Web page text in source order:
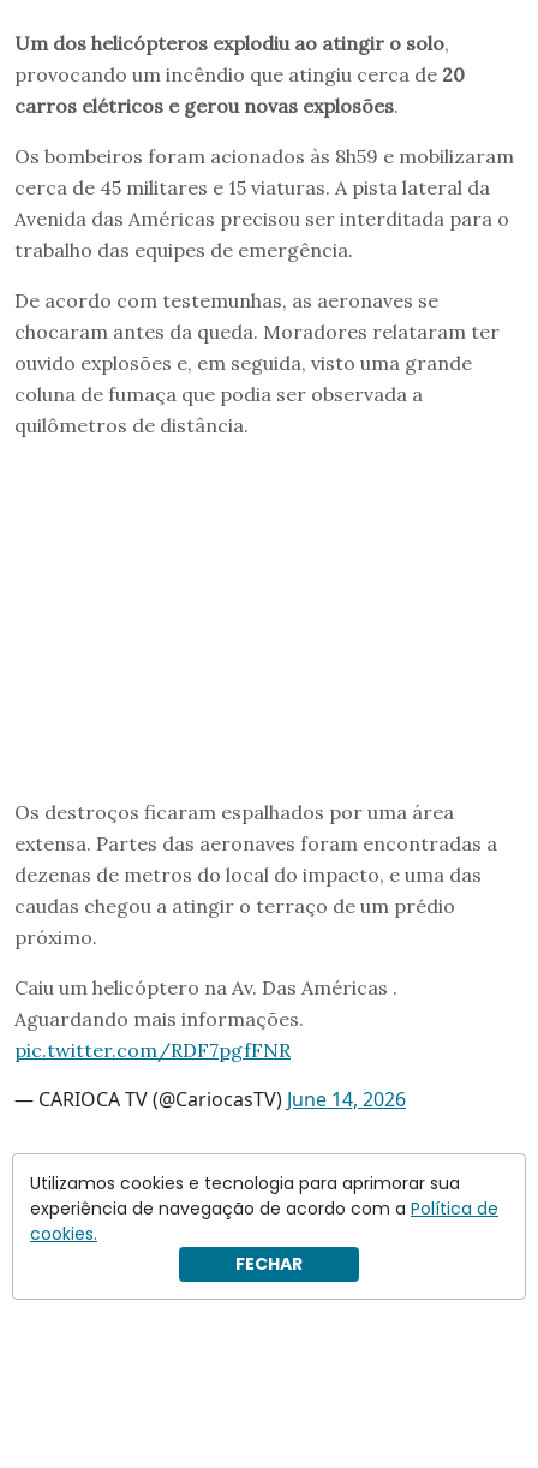
Um dos helicópteros explodiu ao atingir o solo,
provocando um incêndio que atingiu cerca de 20
carros elétricos e gerou novas explosões.
Os bombeiros foram acionados às 8h59 e mobilizaram
cerca de 45 militares e 15 viaturas. A pista lateral da
Avenida das Américas precisou ser interditada para o
trabalho das equipes de emergência.
De acordo com testemunhas, as aeronaves se
chocaram antes da queda. Moradores relataram ter
ouvido explosões e, em seguida, visto uma grande
coluna de fumaça que podia ser observada a
quilômetros de distância.
Os destroços ficaram espalhados por uma área
extensa. Partes das aeronaves foram encontradas a
dezenas de metros do local do impacto, e uma das
caudas chegou a atingir o terraço de um prédio
próximo.
Caiu um helicóptero na Av. Das Américas .
Aguardando mais informações.
pic.twitter.com/RDF7pgfFNR
— CARIOCA TV (@CariocasTV) June 14, 2026
Investigação
As aeronaves envolvidas no acidente eram um Bell
206B, fabricado em 1999, e um AS 350 B2, conhecido
como Esquilo, produzido em 2012.
Utilizamos cookies e tecnologia para aprimorar sua
experiência de navegação de acordo com a Política de
cookies.
FECHAR